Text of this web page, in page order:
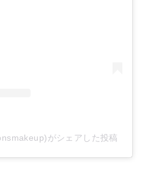
がシェアした投稿